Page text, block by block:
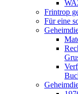
Frintrop
Für eine